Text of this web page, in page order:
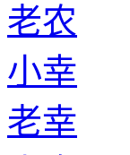
老农
小幸
老幸